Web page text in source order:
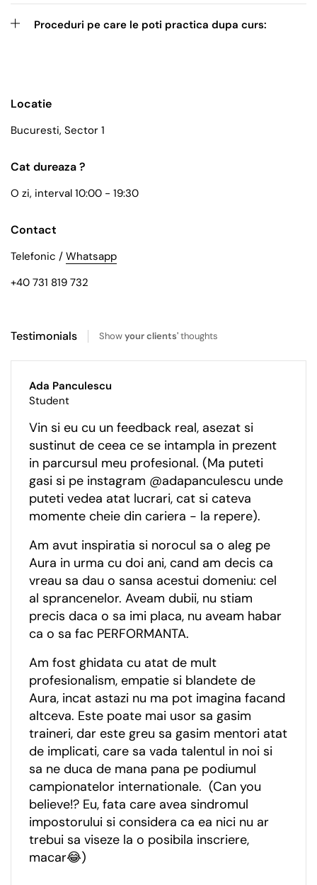
Proceduri pe care le poti practica dupa curs:
Locatie
Bucuresti, Sector 1
Cat dureaza ?
O zi, interval 10:00 - 19:30
Contact
Telefonic / Whatsapp
+40 731 819 732
Testimonials Showyour clients'thoughts
Ada Panculescu
Student
Vin si eu cu un feedback real, asezat si
sustinut de ceea ce se intampla in prezent
in parcursul meu profesional. (Ma puteti
gasi si pe instagram @adapanculescu unde
puteti vedea atat lucrari, cat si cateva
momente cheie din cariera - la repere).
Am avut inspiratia si norocul sa o aleg pe
Aura in urma cu doi ani, cand am decis ca
vreau sa dau o sansa acestui domeniu: cel
al sprancenelor. Aveam dubii, nu stiam
precis daca o sa imi placa, nu aveam habar
ca o sa fac PERFORMANTA.
Am fost ghidata cu atat de mult
profesionalism, empatie si blandete de
Aura, incat astazi nu ma pot imagina facand
altceva. Este poate mai usor sa gasim
traineri, dar este greu sa gasim mentori atat
de implicati, care sa vada talentul in noi si
sa ne duca de mana pana pe podiumul
campionatelor internationale. (Can you
believe!? Eu, fata care avea sindromul
impostorului si considera ca ea nici nu ar
trebui sa viseze la o posibila inscriere,
macar😂)